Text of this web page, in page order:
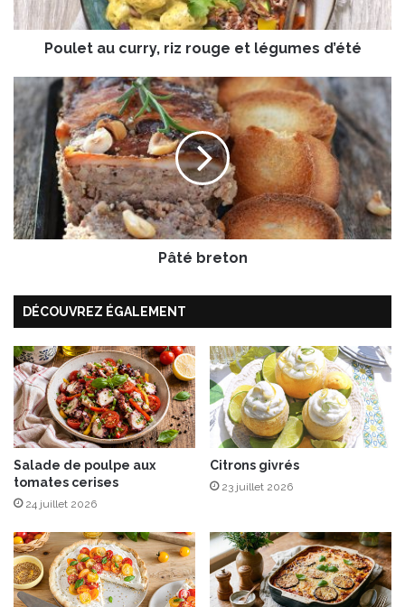
u
c
r
,
r
i
z
r
o
u
e
l
é
g
u
m
e
s
d
’
é
é
Poulet au curry, riz rouge et légumes d’été
P
t
é
b
r
e
t
o
Pâté breton
DÉCOUVREZ ÉGALEMENT
Salade de poulpe aux
tomates cerises
24 juillet 2026
Citrons givrés
23 juillet 2026